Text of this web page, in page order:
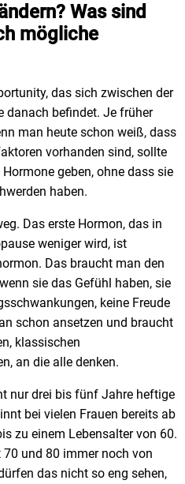
Was sind
mögliche
das sich zwischen der
danach befindet. Je früher
man heute schon weiß, dass
vorhanden sind, sollte
geben, ohne dass sie
haben.
Das erste Hormon, das in
weniger wird, ist
Das braucht man den
sie das Gefühl haben, sie
keine Freude
schon ansetzen und braucht
klassischen
an die alle denken.
nur drei bis fünf Jahre heftige
bei vielen Frauen bereits ab
zu einem Lebensalter von 60.
und 80 immer noch von
das nicht so eng sehen,